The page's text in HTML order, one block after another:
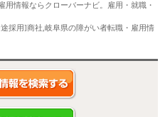
情報ならクローバーナビ。雇用・就職・
採用]商社,岐阜県の障がい者転職・雇用情